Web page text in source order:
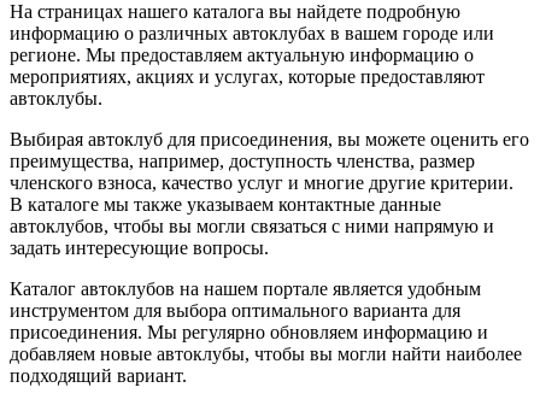
На страницах нашего каталога вы найдете подробную
информацию о различных автоклубах в вашем городе или
регионе. Мы предоставляем актуальную информацию о
мероприятиях, акциях и услугах, которые предоставляют
автоклубы.
Выбирая автоклуб для присоединения, вы можете оценить его
преимущества, например, доступность членства, размер
членского взноса, качество услуг и многие другие критерии.
В каталоге мы также указываем контактные данные
автоклубов, чтобы вы могли связаться с ними напрямую и
задать интересующие вопросы.
Каталог автоклубов на нашем портале является удобным
инструментом для выбора оптимального варианта для
присоединения. Мы регулярно обновляем информацию и
добавляем новые автоклубы, чтобы вы могли найти наиболее
подходящий вариант.